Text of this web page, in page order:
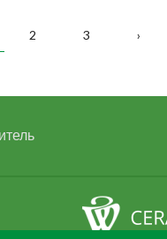
2 3 ›